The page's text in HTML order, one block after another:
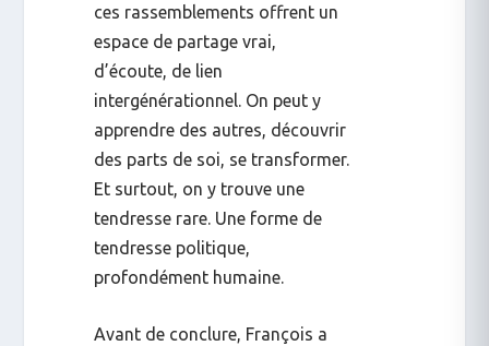
ces rassemblements offrent un
espace de partage vrai,
d’écoute, de lien
intergénérationnel. On peut y
apprendre des autres, découvrir
des parts de soi, se transformer.
Et surtout, on y trouve une
tendresse rare. Une forme de
tendresse politique,
profondément humaine.
Avant de conclure, François a